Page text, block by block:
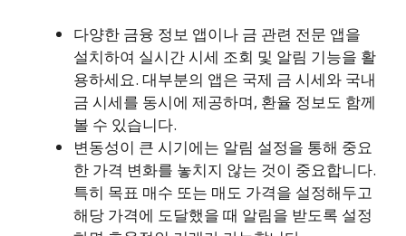
다양한 금융 정보 앱이나 금 관련 전문 앱을
설치하여 실시간 시세 조회 및 알림 기능을 활
용하세요. 대부분의 앱은 국제 금 시세와 국내
금 시세를 동시에 제공하며, 환율 정보도 함께
볼 수 있습니다.
변동성이 큰 시기에는 알림 설정을 통해 중요
한 가격 변화를 놓치지 않는 것이 중요합니다.
특히 목표 매수 또는 매도 가격을 설정해두고
해당 가격에 도달했을 때 알림을 받도록 설정